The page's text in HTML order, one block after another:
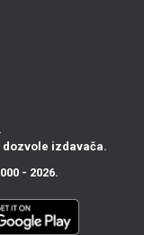
izdavača.
- 2026.